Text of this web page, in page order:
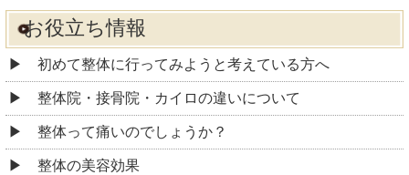
お役立ち情報
初めて整体に行ってみようと考えている方へ
整体院・接骨院・カイロの違いについて
整体って痛いのでしょうか？
整体の美容効果